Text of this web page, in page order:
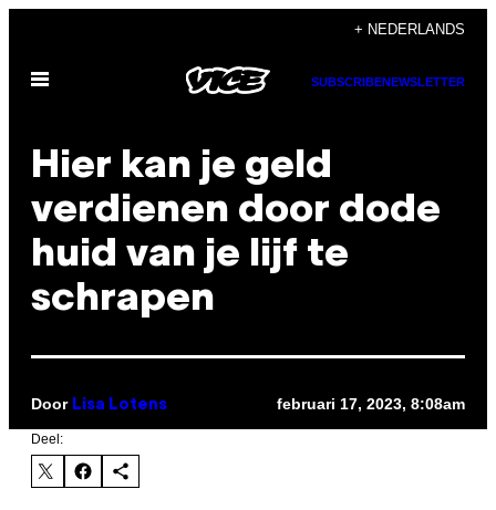
de
+ NEDERLANDS
Open
SUBSCRIBENEWSLETTER
Hier kan je geld
verdienen door dode
huid van je lijf te
schrapen
Door Lisa Lotens februari 17, 2023, 8:08am
Deel: